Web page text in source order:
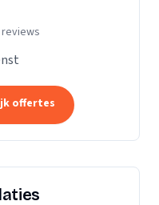
reviews
offertes